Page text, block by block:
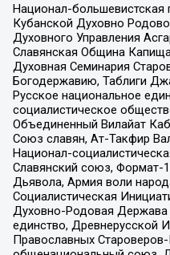
Национал-большевистская
Кубанской Духовно
Духовного Управления
Славянская Община
Духовная Семинария
Богодержавию, Таблиги
Русское национальное
социалистическое
Объединенный Вилайат
Союз славян, Ат-Такфир
Национал-
Славянский союз, Формат-
Дьявола, Армия воли
Социалистическая
Духовно-Родовая Держава
единство, Древнерусской
Православных Староверов-